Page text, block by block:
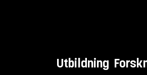
Utbildning